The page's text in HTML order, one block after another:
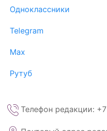
Одноклассники
Telegram
Max
Рутуб
Телефон редакции: